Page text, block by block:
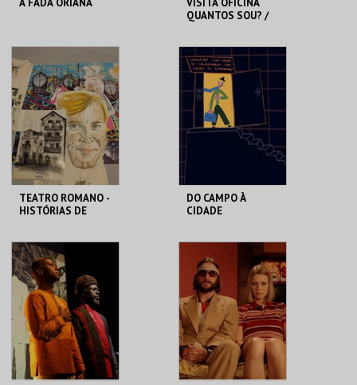
MARIONETA
MAIS INFO
COMPRAR
QUANTOS SOU? /
CASA FERNANDO
PESSOA
MAIS INFO
COMPRAR
TEATRO ROMANO -
HISTÓRIAS DE
ML - TEATRO
ROMANO
MAIS INFO
COMPRAR
DO CAMPO À
CIDADE
LU.CA -TEATRO LUÍS
CAMÕES
MAIS INFO
COMPRAR